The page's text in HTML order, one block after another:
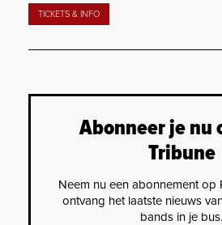
TICKETS & INFO
Abonneer je nu
Tribune
Neem nu een abonnement op
ontvang het laatste nieuws
bands in je bus.